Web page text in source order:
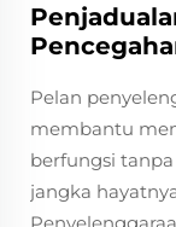
Pelan
membantu
berfungsi
jangka